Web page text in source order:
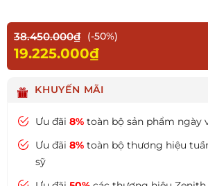
38.450.000₫ (-50%)
19.225.000₫
KHUYẾN MÃI
Ưu đãi 8% toàn bộ sản phẩm ngày
Ưu đãi 8% toàn bộ thương hiệu
sỹ